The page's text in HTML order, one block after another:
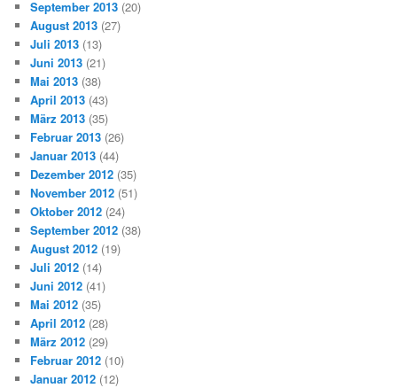
September 2013 (20)
August 2013 (27)
Juli 2013 (13)
Juni 2013 (21)
Mai 2013 (38)
April 2013 (43)
März 2013 (35)
Februar 2013 (26)
Januar 2013 (44)
Dezember 2012 (35)
November 2012 (51)
Oktober 2012 (24)
September 2012 (38)
August 2012 (19)
Juli 2012 (14)
Juni 2012 (41)
Mai 2012 (35)
April 2012 (28)
März 2012 (29)
Februar 2012 (10)
Januar 2012 (12)